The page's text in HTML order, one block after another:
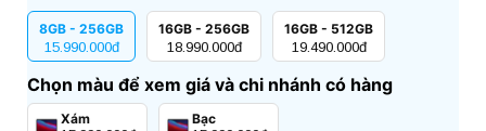
8GB - 256GB
15.990.000đ
16GB - 256GB
18.990.000đ
16GB - 512GB
19.490.000đ
Chọn màu để xem giá và chi nhánh có hàng
Xám
Bạc